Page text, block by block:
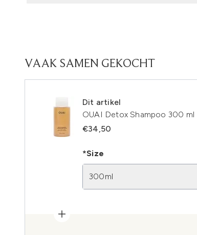
VAAK SAMEN GEKOCHT
Dit artikel
OUAI Detox Shampoo 300 ml
€34,50
*Size
300ml